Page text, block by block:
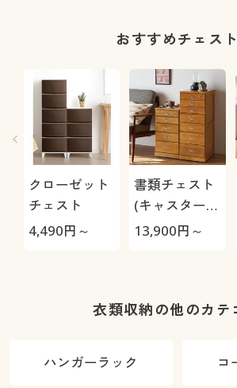
おすすめチェスト
クローゼット
チェスト
4,490円～
書類チェスト
(キャスター付
き)
13,900円～
衣類収納の他のカテ
ハンガーラック コ